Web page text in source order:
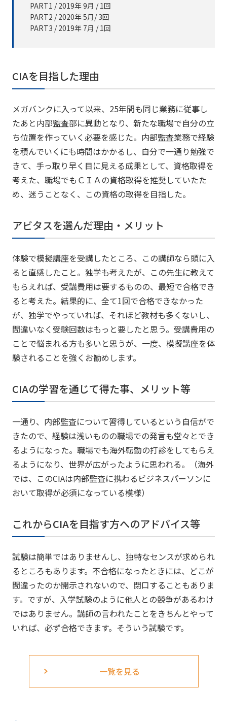
PART1 / 2019年 9月 / 1回
PART2 / 2020年 5月/ 3回
PART3 / 2019年 7月 / 1回
CIAを目指した理由
メガバンクに入って以来、25年間も同じ業務に従事し
たあと内部監査部に異動となり、新たな職場で自分の立
ち位置を作っていく必要を感じた。内部監査業務で経験
を積んでいくにも時間はかかるし、自分で一通り勉強で
きて、手っ取り早く目に見える成果として、資格取得を
考えた、職場でもＣＩＡの資格取得を推奨していたた
め、迷うことなく、この資格の取得を目指した。
アビタスを選んだ理由・メリット
体験で模擬講座を受講したところ、この講師なら頭に入
ると直感したこと。独学も考えたが、この先生に教えて
もらえれば、受講費用は要するものの、最短で合格でき
ると考えた。結果的に、全て1回で合格できなかった
が、独学でやっていれば、それほど教材も多くないし、
間違いなく受験回数はもっと要したと思う。受講費用の
ことで悩まれる方も多いと思うが、一度、模擬講座を体
験されることを強くお勧めします。
CIAの学習を通じて得た事、メリット等
一通り、内部監査について習得しているという自信がで
きたので、経験は浅いものの職場での発言も堂々とでき
るようになった。職場でも海外転勤の打診をしてもらえ
るようになり、世界が広がったように思われる。（海外
では、このCIAは内部監査に携わるビジネスパーソンに
おいて取得が必須になっている模様）
これからCIAを目指す方へのアドバイス等
試験は簡単ではありませんし、独特なセンスが求められ
るところもあります。不合格になったときには、どこが
間違ったのか開示されないので、閉口することもありま
す。ですが、入学試験のように他人との競争があるわけ
ではありません。講師の言われたことをきちんとやって
いれば、必ず合格できます。そういう試験です。
一覧を見る